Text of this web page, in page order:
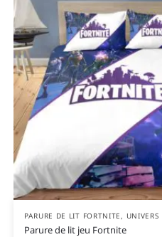
PARURE DE LIT FORTNITE , UNIVERS
Parure de lit jeu Fortnite